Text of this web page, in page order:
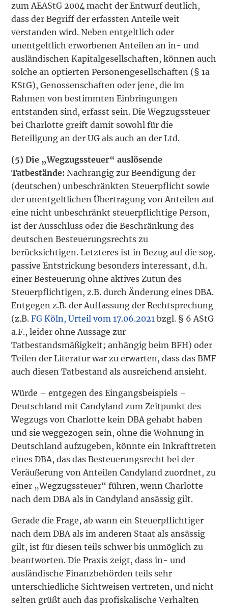
zum AEAStG 2004 macht der Entwurf deutlich,
dass der Begriff der erfassten Anteile weit
verstanden wird. Neben entgeltlich oder
unentgeltlich erworbenen Anteilen an in- und
ausländischen Kapitalgesellschaften, können auch
solche an optierten Personengesellschaften (§ 1a
KStG), Genossenschaften oder jene, die im
Rahmen von bestimmten Einbringungen
entstanden sind, erfasst sein. Die Wegzugssteuer
bei Charlotte greift damit sowohl für die
Beteiligung an der UG als auch an der Ltd.
(5) Die „Wegzugssteuer“ auslösende
Tatbestände: Nachrangig zur Beendigung der
(deutschen) unbeschränkten Steuerpflicht sowie
der unentgeltlichen Übertragung von Anteilen auf
eine nicht unbeschränkt steuerpflichtige Person,
ist der Ausschluss oder die Beschränkung des
deutschen Besteuerungsrechts zu
berücksichtigen. Letzteres ist in Bezug auf die sog.
passive Entstrickung besonders interessant, d.h.
einer Besteuerung ohne aktives Zutun des
Steuerpflichtigen, z.B. durch Änderung eines DBA.
Entgegen z.B. der Auffassung der Rechtsprechung
(z.B.FG Köln, Urteil vom 17.06.2021 bzgl. § 6 AStG
a.F., leider ohne Aussage zur
Tatbestandsmäßigkeit; anhängig beim BFH) oder
Teilen der Literatur war zu erwarten, dass das BMF
auch diesen Tatbestand als ausreichend ansieht.
Würde – entgegen des Eingangsbeispiels –
Deutschland mit Candyland zum Zeitpunkt des
Wegzugs von Charlotte kein DBA gehabt haben
und sie weggezogen sein, ohne die Wohnung in
Deutschland aufzugeben, könnte ein Inkrafttreten
eines DBA, das das Besteuerungsrecht bei der
Veräußerung von Anteilen Candyland zuordnet, zu
einer „Wegzugssteuer“ führen, wenn Charlotte
nach dem DBA als in Candyland ansässig gilt.
Gerade die Frage, ab wann ein Steuerpflichtiger
nach dem DBA als im anderen Staat als ansässig
gilt, ist für diesen teils schwer bis unmöglich zu
beantworten. Die Praxis zeigt, dass in- und
ausländische Finanzbehörden teils sehr
unterschiedliche Sichtweisen vertreten, und nicht
selten grüßt auch das profiskalische Verhalten